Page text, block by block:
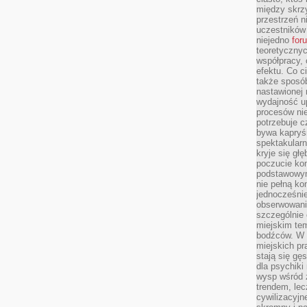
między
przestrzeń
niejedno
efektu. Co
także
nastawionej
wydajność
procesów
potrzebuje
bywa
kryje się
poczucie
nie pełną
szczególnie
miejskim
bodźców.
miejskich
stają się
dla psychiki
wysp wśród
trendem,